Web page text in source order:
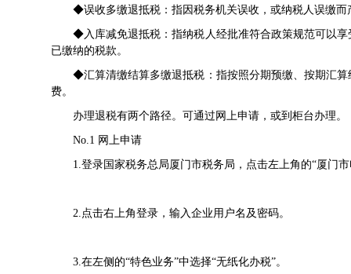
◆误收多缴退抵税：指因税务机关误收，或纳税人误缴而
◆入库减免退抵税：指纳税人经批准符合政策规范可以享
已缴纳的税款。
◆汇算清缴结算多缴退抵税：指按照分期预缴、按期汇算
费。
办理退税有两个路径。可通过网上申请，或到柜台办理。
No.1 网上申请
1.登录国家税务总局厦门市税务局，点击左上角的“厦门市
2.点击右上角登录，输入企业用户名及密码。
3.在左侧的“特色业务”中选择“无纸化办税”。